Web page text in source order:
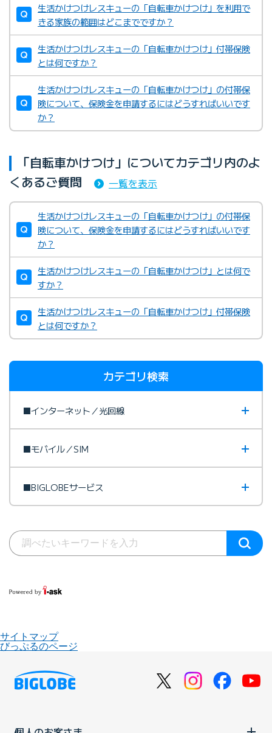
生活かけつけレスキューの「自転車かけつけ」を利用で
きる家族の範囲はどこまでですか？
生活かけつけレスキューの「自転車かけつけ」付帯保険
とは何ですか？
生活かけつけレスキューの「自転車かけつけ」の付帯保
険について、保険金を申請するにはどうすればいいです
か？
「自転車かけつけ」についてカテゴリ内のよ
くあるご質問
一覧を表示
生活かけつけレスキューの「自転車かけつけ」の付帯保
険について、保険金を申請するにはどうすればいいです
か？
生活かけつけレスキューの「自転車かけつけ」とは何で
すか？
生活かけつけレスキューの「自転車かけつけ」付帯保険
とは何ですか？
カテゴリ検索
■インターネット／光回線
■モバイル／SIM
■BIGLOBEサービス
サイトマップ
びっぷるのページ